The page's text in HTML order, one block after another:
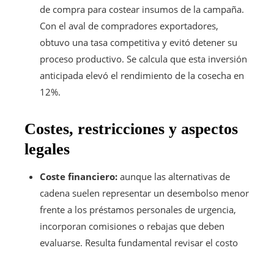
de compra para costear insumos de la campaña.
Con el aval de compradores exportadores,
obtuvo una tasa competitiva y evitó detener su
proceso productivo. Se calcula que esta inversión
anticipada elevó el rendimiento de la cosecha en
12%.
Costes, restricciones y aspectos
legales
Coste financiero: aunque las alternativas de
cadena suelen representar un desembolso menor
frente a los préstamos personales de urgencia,
incorporan comisiones o rebajas que deben
evaluarse. Resulta fundamental revisar el costo